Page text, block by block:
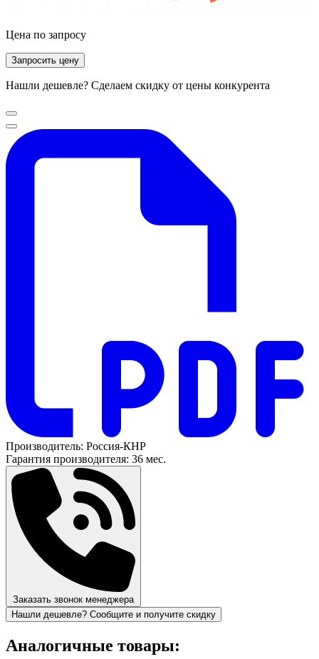
Цена по запросу
Запросить цену
Нашли дешевле? Сделаем скидку от цены конкурента
Производитель: Россия-КНР
Гарантия производителя: 36 мес.
Заказать звонок менеджера
Нашли дешевле? Сообщите и получите скидку
Аналогичные товары: